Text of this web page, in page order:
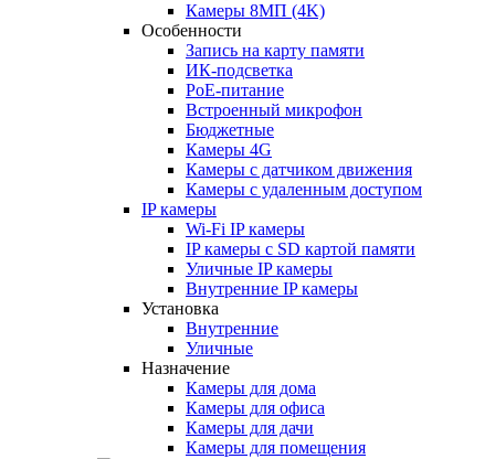
Камеры 8МП (4K)
Особенности
Запись на карту памяти
ИК-подсветка
PoE-питание
Встроенный микрофон
Бюджетные
Камеры 4G
Камеры с датчиком движения
Камеры с удаленным доступом
IP камеры
Wi-Fi IP камеры
IP камеры с SD картой памяти
Уличные IP камеры
Внутренние IP камеры
Установка
Внутренние
Уличные
Назначение
Камеры для дома
Камеры для офиса
Камеры для дачи
Камеры для помещения